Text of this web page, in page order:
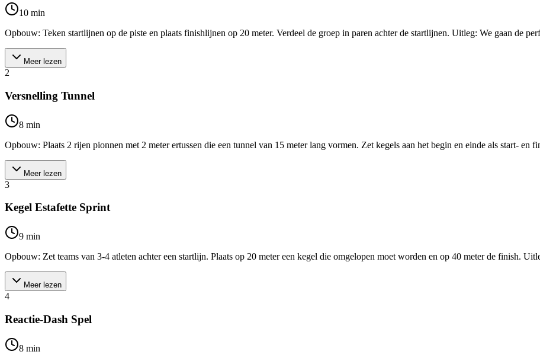
10 min
Opbouw: Teken startlijnen op de piste en plaats finishlijnen op 20 meter. Verdeel de groep in paren achter de startlijnen. Uitleg: We gaan de
Meer lezen
2
Versnelling Tunnel
8 min
Opbouw: Plaats 2 rijen pionnen met 2 meter ertussen die een tunnel van 15 meter lang vormen. Zet kegels aan het begin en einde als start- en
Meer lezen
3
Kegel Estafette Sprint
9 min
Opbouw: Zet teams van 3-4 atleten achter een startlijn. Plaats op 20 meter een kegel die omgelopen moet worden en op 40 meter de finish.
Meer lezen
4
Reactie-Dash Spel
8 min